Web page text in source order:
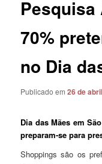
Pesquisa
70%
no Dia
Publicado em26 de
Dia das Mães em
preparam-se para
Shoppings são os